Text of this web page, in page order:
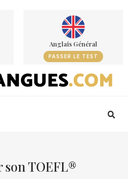
Anglais Général
PASSER LE TEST
son TOEFL®